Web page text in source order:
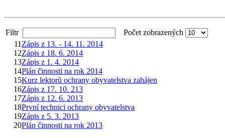
Filtr
Počet zobrazených
11 Zápis z 13. - 14. 11. 2014
12Zápis z 18. 6. 2014
13Zápis z 1. 4. 2014
14Plán činnosti na rok 2014
15Kurz lektorů ochrany obyvatelstva zahájen
16Zápis z 17. 10. 213
17Zápis z 12. 6. 2013
18První technici ochrany obyvatelstva
19Zápis z 5. 3. 2013
20Plán činnosti na rok 2013